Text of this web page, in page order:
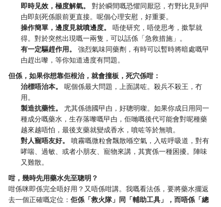
即時见效，極度解氣。
​ 對於瞬間嘅恐懼同厭惡，冇野比見到曱
甴即刻死係眼前更直接。呢個心理安慰，好重要。
操作簡單，邊度見就噴邊度。
​ 唔使研究，唔使思考，撳掣就
得。對於突然出現嘅一兩隻，可以話係「急救措施」。
有一定驅趕作用。
​ 強烈氣味同藥劑，有時可以暫時將暗處嘅曱
甴趕出嚟，等你知道邊度有問題。
但係，如果你想靠佢根治，就會撞板，死穴係咁：
治標唔治本。
​ 呢個係最大問題，上面講咗。殺兵不殺王，冇
用。
製造抗藥性。
​ 尤其係德國曱甴，好聰明㗎。如果你成日用同一
種成分嘅藥水，生存落嚟嘅曱甴，佢哋嘅後代可能會對呢種藥
越來越唔怕，最後支藥就變成香水，噴咗等於無噴。
對人寵唔友好。
​ 噴霧嘅微粒會飄散喺空氣，入咗呼吸道，對有
哮喘、過敏、或者小朋友、寵物來講，其實係一種困擾。陣味
又難散。
咁，幾時先用藥水先至聰明？
咁係咪即係完全唔好用？又唔係咁講。我嘅看法係，要將藥水擺返
去一個正確嘅定位：佢係「救火隊」同「輔助工具」，而唔係「總